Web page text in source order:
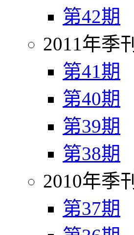
第42期
2011年季刊
第41期
第40期
第39期
第38期
2010年季刊
第37期